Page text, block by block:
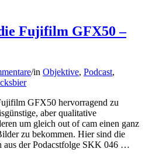
Fujifilm GFX50 –
/in Objektive, Podcast,
GFX50 hervorragend zu
aber qualitative
um gleich out of cam einen ganz
zu bekommen. Hier sind die
aus der Podacstfolge SKK 046 …